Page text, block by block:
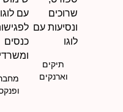
תיקים
וארנקים
מחברות
ופנקסים